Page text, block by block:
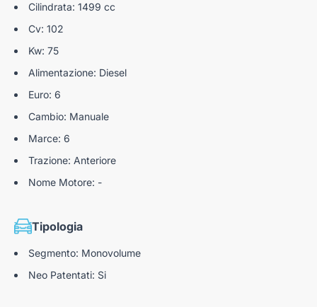
Cilindrata: 1499 cc
Cv: 102
Kw: 75
Alimentazione: Diesel
Euro: 6
Cambio: Manuale
Marce: 6
Trazione: Anteriore
Nome Motore: -
Tipologia
Segmento: Monovolume
Neo Patentati: Si